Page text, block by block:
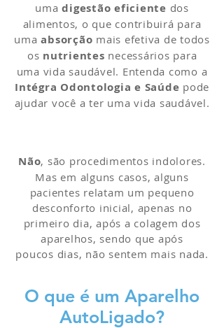
umadigestão eficiente dos
alimentos, o que contribuirá para
umaabsorção mais efetiva de todos
os nutrientes necessários para
uma vida saudável. Entenda como a
Intégra Odontologia e Saúde pode
ajudar você a ter uma vida saudável.
Não, são procedimentos indolores.
Mas em alguns casos, alguns
pacientes relatam um pequeno
desconforto inicial, apenas no
primeiro dia, após a colagem dos
aparelhos, sendo que após
poucos dias, não sentem mais nada.
O que é um Aparelho
AutoLigado?